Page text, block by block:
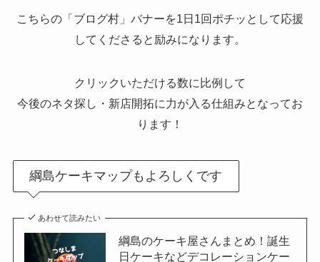
こちらの「ブログ村」バナーを1日1回ポチッとして応援
してくださると励みになります。
クリックいただける数に比例して
今後のネタ探し・新店開拓に力が入る仕組みとなってお
ります！
綱島ケーキマップもよろしくです
あわせて読みたい
綱島のケーキ屋さんまとめ！誕生
日ケーキなどデコレーションケー